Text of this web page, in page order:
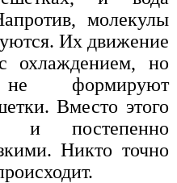
молекулы
Их движение
охлаждением, но
формируют
Вместо этого
и постепенно
Никто точно